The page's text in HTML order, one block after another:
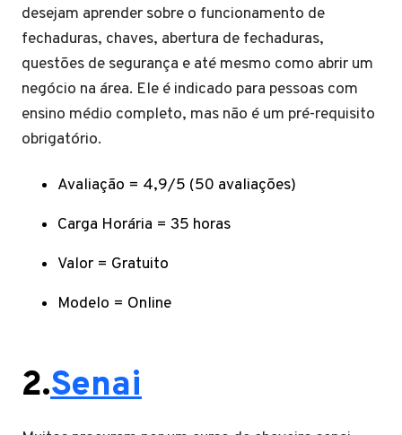
desejam aprender sobre o funcionamento de
fechaduras, chaves, abertura de fechaduras,
questões de segurança e até mesmo como abrir um
negócio na área. Ele é indicado para pessoas com
ensino médio completo, mas não é um pré-requisito
obrigatório.
Avaliação = 4,9/5 (50 avaliações)
Carga Horária = 35 horas
Valor = Gratuito
Modelo = Online
2.Senai